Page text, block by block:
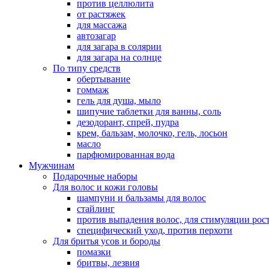
против целлюлита
от растяжек
для массажа
автозагар
для загара в солярии
для загара на солнце
По типу средств
обертывание
гоммаж
гель для душа, мыло
шипучие таблетки для ванны, соль
дезодорант, спрей, пудра
крем, бальзам, молочко, гель, лосьон
масло
парфюмированная вода
Мужчинам
Подарочные наборы
Для волос и кожи головы
шампуни и бальзамы для волос
стайлинг
против выпадения волос, для стимуляции
специфический уход, против перхоти
Для бритья усов и бороды
помазки
бритвы, лезвия